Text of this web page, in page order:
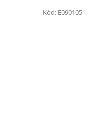
Kód: E090105